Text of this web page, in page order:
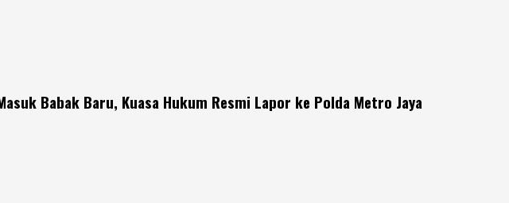
Babak Baru, Kuasa Hukum Resmi Lapor ke Polda Metro Jaya